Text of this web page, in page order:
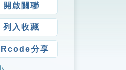
開啟關聯
列入收藏
分享